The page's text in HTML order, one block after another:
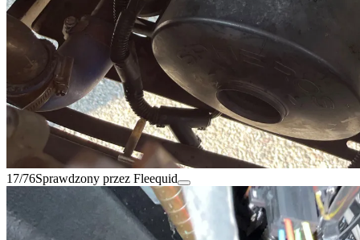
17/76Sprawdzony przez Fleequid